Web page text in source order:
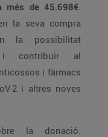
ja acumula més de 45.698€.
la possibilitat
i fàrmacs
2 i altres noves
la donació: